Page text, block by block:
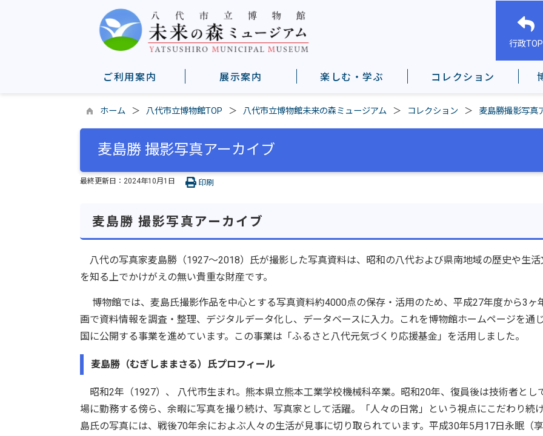
行政TOP
ご利用案内 展示案内 楽しむ・学ぶ コレクション
ホーム 八代市立博物館TOP 八代市立博物館未来の森ミュージアム コレクション 麦島勝撮影写真
麦島勝 撮影写真アーカイブ
最終更新日： 2024年10月1日 印刷
麦島勝 撮影写真アーカイブ
八代の写真家麦島勝（1927～2018）氏が撮影した写真資料は、昭和の八代および県南地域の歴史や生活
を知る上でかけがえの無い貴重な財産です。
博物館では、麦島氏撮影作品を中心とする写真資料約4000点の保存・活用のため、平成27年度から3ヶ
画で資料情報を調査・整理、デジタルデータ化し、データベースに入力。これを博物館ホームページを通
国に公開する事業を進めています。この事業は「ふるさと八代元気づくり応援基金」を活用しました。
麦島勝（むぎしままさる）氏プロフィール
昭和2年（1927）、 八代市生まれ。熊本県立熊本工業学校機械科卒業。昭和20年、復員後は技術者とし
場に勤務する傍ら、余暇に写真を撮り続け、写真家として活躍。「人々の日常」という視点にこだわり続
島氏の写真には、戦後70年余におよぶ人々の生活が見事に切り取られています。平成30年5月17日永眠（